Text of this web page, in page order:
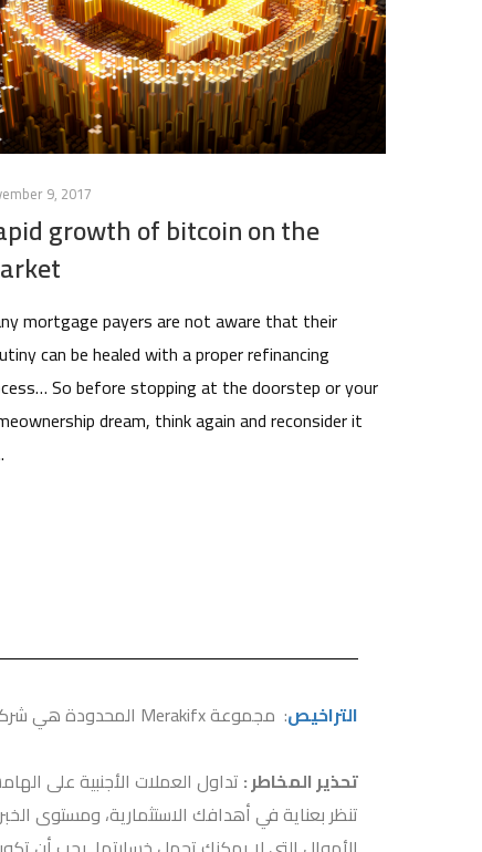
9, 2017
growth of bitcoin on the
mortgage payers are not aware that their
can be healed with a proper refinancing
So before stopping at the doorstep or your
dream, think again and reconsider it
التراخيص: مجموعة Merakifx المحدودة هي شركة مسجلة في تركيا / اسطنبول ، رقم الهاتف : ‏‪00491772239696‬‏
تحذير المخاطر : تداول العملات الأجنبية على
تنظر بعناية في أهدافك الاستثمارية، ومستوى